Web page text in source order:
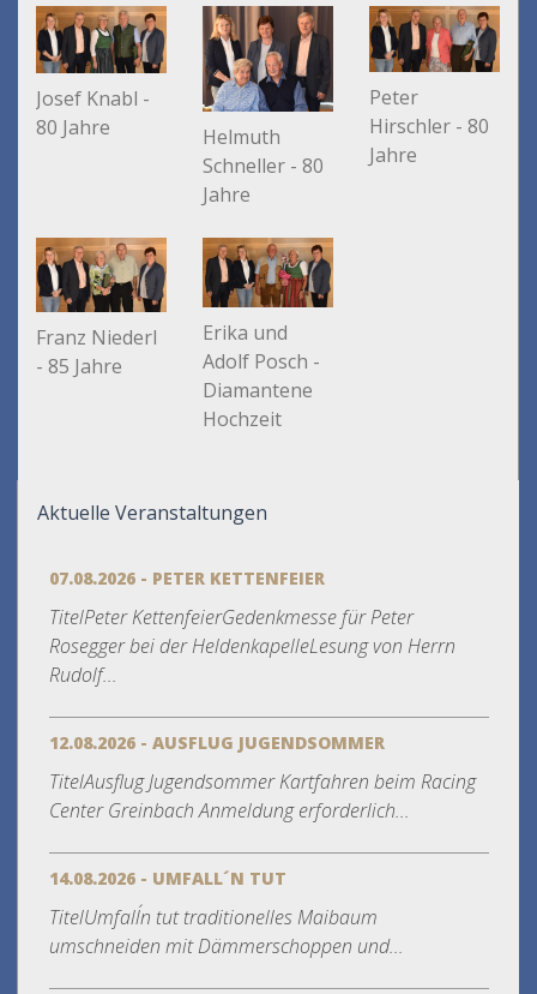
Josef Knabl -
80 Jahre
Helmuth
Schneller - 80
Jahre
Peter
Hirschler - 80
Jahre
Franz Niederl
- 85 Jahre
Erika und
Adolf Posch -
Diamantene
Hochzeit
Aktuelle Veranstaltungen
07.08.2026 - PETER KETTENFEIER
TitelPeter KettenfeierGedenkmesse für Peter
Rosegger bei der HeldenkapelleLesung von Herrn
Rudolf...
12.08.2026 - AUSFLUG JUGENDSOMMER
TitelAusflug Jugendsommer Kartfahren beim Racing
Center Greinbach Anmeldung erforderlich...
14.08.2026 - UMFALL´N TUT
TitelUmfall´n tut traditionelles Maibaum
umschneiden mit Dämmerschoppen und...